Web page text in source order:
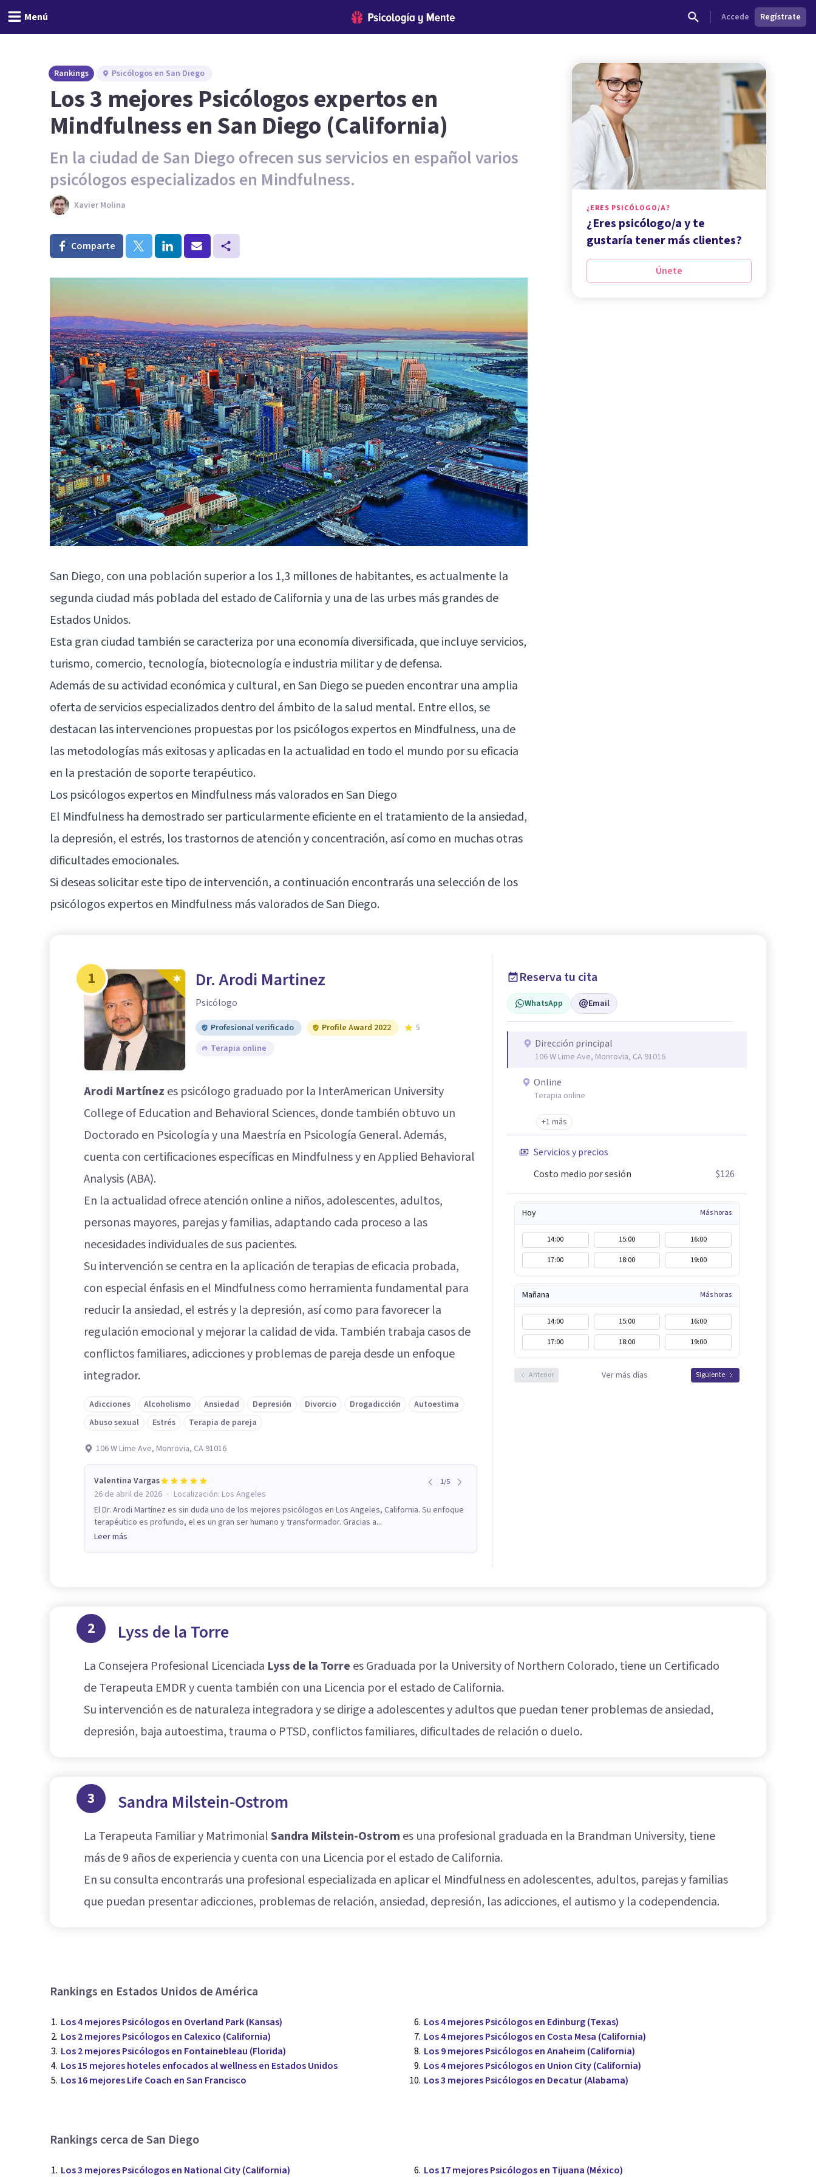
Menú Accede Regístrate
Rankings Psicólogos en San Diego
Los 3 mejores Psicólogos expertos en
Mindfulness en San Diego (California)
En la ciudad de San Diego ofrecen sus servicios en español varios
psicólogos especializados en Mindfulness.
Xavier Molina
Comparte
San Diego, con una población superior a los 1,3 millones de habitantes, es actualmente la
segunda ciudad más poblada del estado de California y una de las urbes más grandes de
Estados Unidos.
Esta gran ciudad también se caracteriza por una economía diversificada, que incluye servicios,
turismo, comercio, tecnología, biotecnología e industria militar y de defensa.
Además de su actividad económica y cultural, enSan Diegose pueden encontrar una amplia
oferta de servicios especializados dentro del ámbito de la salud mental. Entre ellos, se
destacan las intervenciones propuestas por los psicólogos expertos en Mindfulness, una de
las metodologías más exitosas y aplicadas en la actualidad en todo el mundo por su eficacia
en la prestación de soporte terapéutico.
Los psicólogos expertos en Mindfulness más valorados en San Diego
El Mindfulness ha demostrado ser particularmente eficiente en el tratamiento de la ansiedad,
la depresión, el estrés, los trastornos de atención y concentración, así como en muchas otras
dificultades emocionales.
Si deseas solicitar este tipo de intervención, a continuación encontrarás una selección de los
psicólogos expertos en Mindfulness más valorados de San Diego.
¿ERES PSICÓLOGO/A?
¿Eres psicólogo/a y te
gustaría tener más clientes?
Únete
1 Dr. Arodi Martinez
Psicólogo
Profesional verificado Profile Award 2022
5
Terapia online
Arodi Martínez es psicólogo graduado por la InterAmerican University
College of Education and Behavioral Sciences, donde también obtuvo un
Doctorado en Psicología y una Maestría en Psicología General. Además,
cuenta con certificaciones específicas en Mindfulness y en Applied Behavioral
Analysis (ABA).
En la actualidad ofrece atención online a niños, adolescentes, adultos,
personas mayores, parejas y familias, adaptando cada proceso a las
necesidades individuales de sus pacientes.
Su intervención se centra en la aplicación de terapias de eficacia probada,
con especial énfasis en el Mindfulness como herramienta fundamental para
reducir la ansiedad, el estrés y la depresión, así como para favorecer la
regulación emocional y mejorar la calidad de vida. También trabaja casos de
conflictos familiares, adicciones y problemas de pareja desde un enfoque
integrador.
Adicciones Alcoholismo Ansiedad Depresión Divorcio Drogadicción
Autoestima
Abuso sexual
Estrés Terapia de pareja
106 W Lime Ave, Monrovia, CA 91016
Valentina Vargas 1/5
26 de abril de 2026 · Localización: Los Angeles
El Dr. Arodi Martínez es sin duda uno de los mejores psicólogos en Los Angeles, California. Su enfoque
terapéutico es profundo, el es un gran ser humano y transformador. Gracias a...
Leer más
Reserva tu cita
WhatsApp Email
Dirección principal
106 W Lime Ave, Monrovia, CA 91016
Online
Terapia online
+1 más
Servicios y precios
Costo medio por sesión
$126
Hoy Más horas
14:00 15:00
16:00
17:00
18:00 19:00
Mañana Más horas
14:00 15:00
16:00
17:00
18:00 19:00
Anterior Ver más días Siguiente
2 Lyss de la Torre
La Consejera Profesional Licenciada Lyss de la Torre es Graduada por la University of Northern Colorado, tiene un Certificado
de Terapeuta EMDR y cuenta también con una Licencia por el estado de California.
Su intervención es de naturaleza integradora y se dirige a adolescentes y adultos que puedan tener problemas de ansiedad,
depresión, baja autoestima, trauma o PTSD, conflictos familiares, dificultades de relación o duelo.
3 Sandra Milstein-Ostrom
La Terapeuta Familiar y MatrimonialSandra Milstein-Ostrom es una profesional graduada en la Brandman University, tiene
más de 9 años de experiencia y cuenta con una Licencia por el estado de California.
En su consulta encontrarás una profesional especializada en aplicar el Mindfulness en adolescentes, adultos, parejas y familias
que puedan presentar adicciones, problemas de relación, ansiedad, depresión, las adicciones, el autismo y la codependencia.
Rankings en Estados Unidos de América
Los 4 mejores Psicólogos en Overland Park (Kansas)
Los 2 mejores Psicólogos en Calexico (California)
Los 2 mejores Psicólogos en Fontainebleau (Florida)
Los 15 mejores hoteles enfocados al wellness en Estados Unidos
Los 16 mejores Life Coach en San Francisco
Los 4 mejores Psicólogos en Edinburg (Texas)
Los 4 mejores Psicólogos en Costa Mesa (California)
Los 9 mejores Psicólogos en Anaheim (California)
Los 4 mejores Psicólogos en Union City (California)
Los 3 mejores Psicólogos en Decatur (Alabama)
Rankings cerca de San Diego
Los 3 mejores Psicólogos en National City (California) Los 17 mejores Psicólogos en Tijuana (México)